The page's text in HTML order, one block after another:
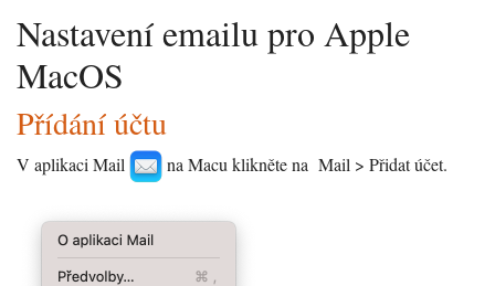
Nastavení emailu pro Apple
MacOS
Přídání účtu
V aplikaci Mail na Macu klikněte na Mail > Přidat účet.